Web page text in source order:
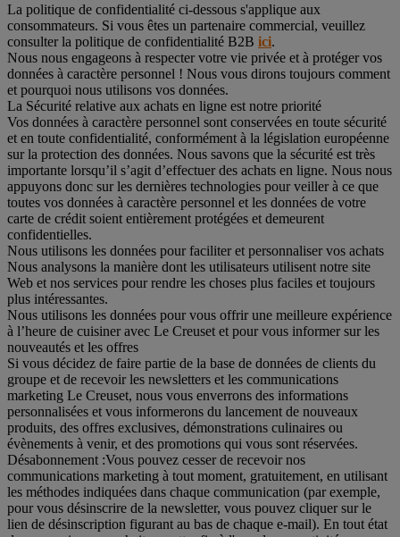
La politique de confidentialité ci-dessous s'applique aux
consommateurs. Si vous êtes un partenaire commercial, veuillez
consulter la politique de confidentialité B2B ici.
Nous nous engageons à respecter votre vie privée et à protéger vos
données à caractère personnel ! Nous vous dirons toujours comment
et pourquoi nous utilisons vos données.
La Sécurité relative aux achats en ligne est notre priorité
Vos données à caractère personnel sont conservées en toute sécurité
et en toute confidentialité, conformément à la législation européenne
sur la protection des données. Nous savons que la sécurité est très
importante lorsqu’il s’agit d’effectuer des achats en ligne. Nous nous
appuyons donc sur les dernières technologies pour veiller à ce que
toutes vos données à caractère personnel et les données de votre
carte de crédit soient entièrement protégées et demeurent
confidentielles.
Nous utilisons les données pour faciliter et personnaliser vos achats
Nous analysons la manière dont les utilisateurs utilisent notre site
Web et nos services pour rendre les choses plus faciles et toujours
plus intéressantes.
Nous utilisons les données pour vous offrir une meilleure expérience
à l’heure de cuisiner avec Le Creuset et pour vous informer sur les
nouveautés et les offres
Si vous décidez de faire partie de la base de données de clients du
groupe et de recevoir les newsletters et les communications
marketing Le Creuset, nous vous enverrons des informations
personnalisées et vous informerons du lancement de nouveaux
produits, des offres exclusives, démonstrations culinaires ou
évènements à venir, et des promotions qui vous sont réservées.
Désabonnement :Vous pouvez cesser de recevoir nos
communications marketing à tout moment, gratuitement, en utilisant
les méthodes indiquées dans chaque communication (par exemple,
pour vous désinscrire de la newsletter, vous pouvez cliquer sur le
lien de désinscription figurant au bas de chaque e-mail). En tout état